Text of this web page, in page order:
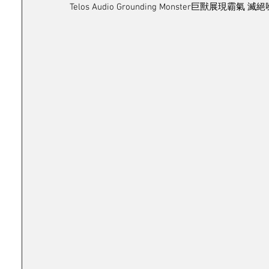
Telos Audio Grounding Monster巨獸展現霸氣 滅絕